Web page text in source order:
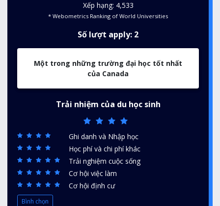
Xếp hạng: 4,533
* Webometrics Ranking of World Universities
Số lượt apply: 2
Một trong những trường đại học tốt nhất
của Canada
Trải nhiệm của du học sinh
Ghi danh và Nhập học
Học phí và chi phí khác
Trải nghiệm cuộc sống
Cơ hội việc làm
Cơ hội định cư
Bình chọn